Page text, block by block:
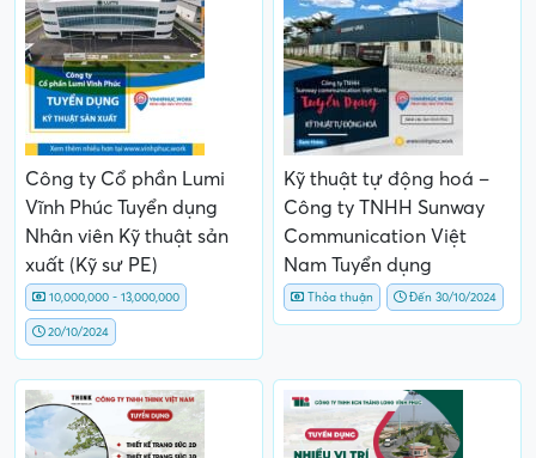
Công ty Cổ phần Lumi
Vĩnh Phúc Tuyển dụng
Nhân viên Kỹ thuật sản
xuất (Kỹ sư PE)
10,000,000 - 13,000,000
20/10/2024
Kỹ thuật tự động hoá –
Công ty TNHH Sunway
Communication Việt
Nam Tuyển dụng
Thỏa thuận Đến 30/10/2024